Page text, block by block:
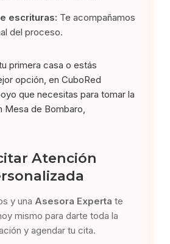
escrituras: Te acompañamos
del proceso.
primera casa o estás
opción, en CuboRed
que necesitas para tomar la
Mesa de Bombaro,
Atención
y una Asesora Experta te
mismo para darte toda la
y agendar tu cita.